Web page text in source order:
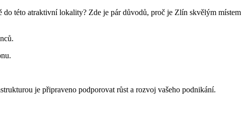
do této atraktivní lokality? Zde je pár důvodů, proč je Zlín skvělým místem
je připraveno podporovat růst a rozvoj vašeho podnikání.